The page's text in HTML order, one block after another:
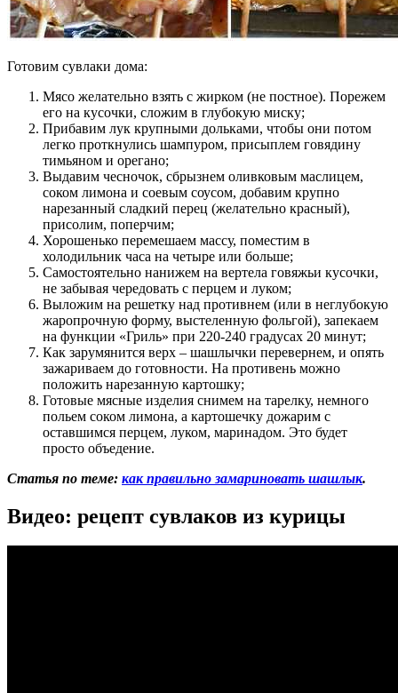
Готовим сувлаки дома:
Мясо желательно взять с жирком (не постное). Порежем
его на кусочки, сложим в глубокую миску;
Прибавим лук крупными дольками, чтобы они потом
легко проткнулись шампуром, присыплем говядину
тимьяном и орегано;
Выдавим чесночок, сбрызнем оливковым маслицем,
соком лимона и соевым соусом, добавим крупно
нарезанный сладкий перец (желательно красный),
присолим, поперчим;
Хорошенько перемешаем массу, поместим в
холодильник часа на четыре или больше;
Самостоятельно нанижем на вертела говяжьи кусочки,
не забывая чередовать с перцем и луком;
Выложим на решетку над противнем (или в неглубокую
жаропрочную форму, выстеленную фольгой), запекаем
на функции «Гриль» при 220-240 градусах 20 минут;
Как зарумянится верх – шашлычки перевернем, и опять
зажариваем до готовности. На противень можно
положить нарезанную картошку;
Готовые мясные изделия снимем на тарелку, немного
польем соком лимона, а картошечку дожарим с
оставшимся перцем, луком, маринадом. Это будет
просто объедение.
Статья по теме: как правильно замариновать шашлык.
Видео: рецепт сувлаков из курицы